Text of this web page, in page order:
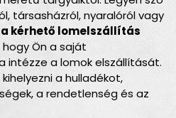
társasházról, nyaralóról vagy
kérhető lomelszállítás
Ön a saját
intézze a lomok elszállítását.
a hulladékot,
a rendetlenség és az